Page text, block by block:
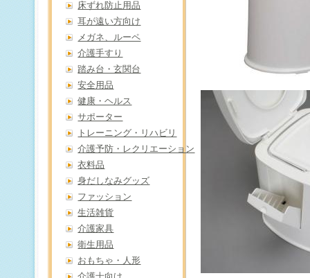
床ずれ防止用品
耳が遠い方向け
メガネ、ルーペ
介護手すり
踏み台・玄関台
安全用品
健康・ヘルス
サポーター
トレーニング・リハビリ
介護予防・レクリエーション
衣料品
身だしなみグッズ
ファッション
生活雑貨
介護家具
衛生用品
おもちゃ・人形